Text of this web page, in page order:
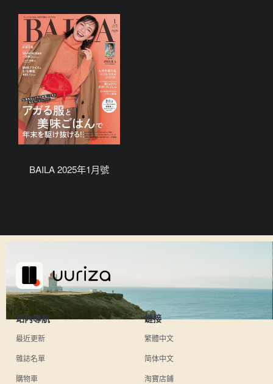
BAILA 2025年1月號
站內導航
最近更新
雜誌名單
購物車
鏈接
繁體中文
简体中文
淘寶店鋪